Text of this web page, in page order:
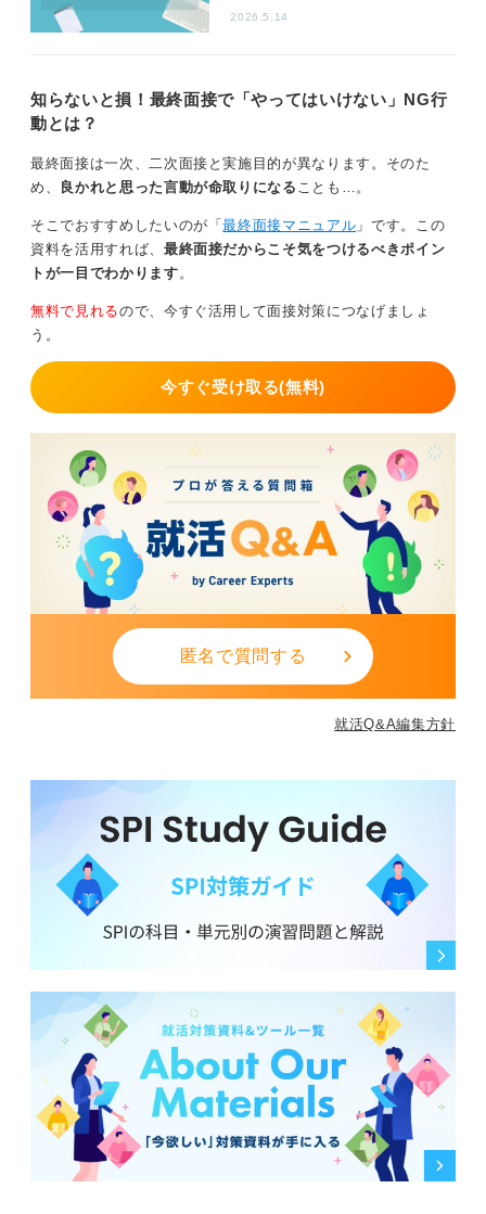
2026.5.14
知らないと損！最終面接で「やってはいけない」NG行
動とは？
最終面接は一次、二次面接と実施目的が異なります。そのた
め、
良かれと思った言動が命取りになる ことも…。
そこでおすすめしたいのが「最終面接マニュアル 」です。この
資料を活用すれば、 最終面接だからこそ気をつけるべきポイン
トが一目でわかります 。
無料で見れるので、今すぐ活用して面接対策につなげましょ
う。
今すぐ受け取る(無料)
匿名で質問する
就活Q&A編集方針